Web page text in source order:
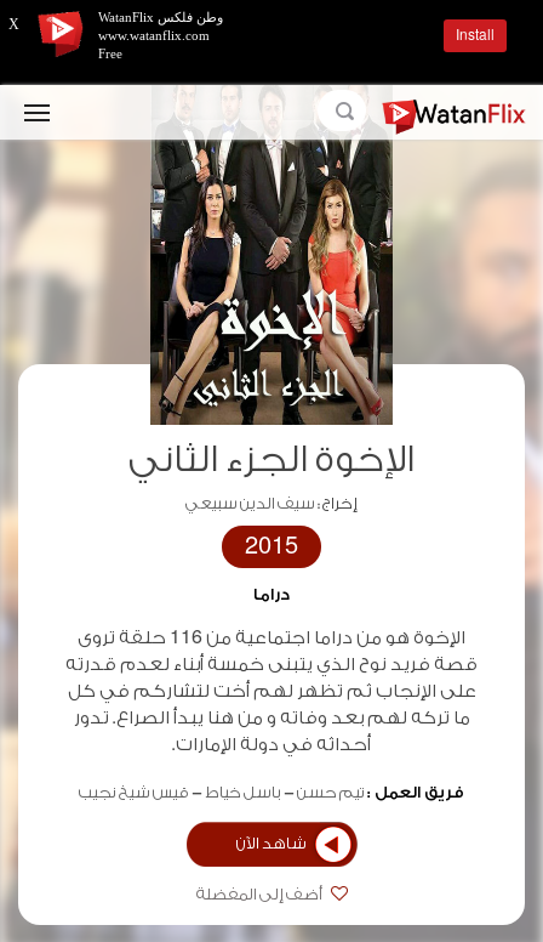
الإخوة الجزء الثاني
إخراج :سيف الدين سبيعي
2015
دراما
الإخوة هو من دراما اجتماعية من 116 حلقة تروى
قصة فريد نوح الذي يتبنى خمسة أبناء لعدم قدرته
على الإنجاب ثم تظهر لهم أخت لتشاركم في كل
ما تركه لهم بعد وفاته و من هنا يبدأ الصراع. تدور
أحداثه في دولة الإمارات.
فريق العمل :تيم حسن باسل خياط قيس شيخ نجيب
شاهد الآن
أضف إلى المفضلة
X
وطن فلكس WatanFlix
www.watanflix.com
Free
Install